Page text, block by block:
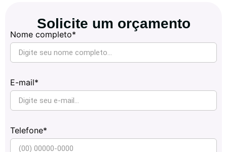
Solicite um orçamento
Nome completo*
E-mail*
Telefone*